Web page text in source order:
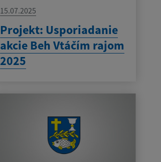
15.07.2025
Projekt: Usporiadanie
akcie Beh Vtáčím rajom
2025